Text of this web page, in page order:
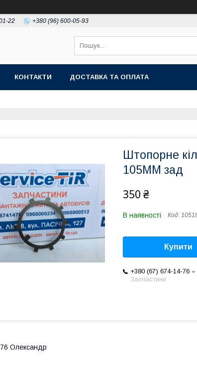
22 +380 (96) 600-05-93
КОНТАКТИ ДОСТАВКА ТА ОПЛАТА
Штопорне
105MM зад
350 ₴
В наявності Код:
Купити
+380 (67) 674-14-76
Запчастини
Олександр